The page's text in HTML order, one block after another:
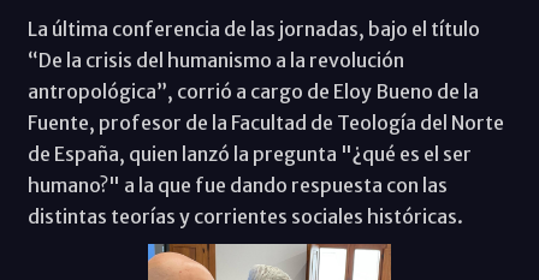
La última conferencia de las jornadas, bajo el título
“De la crisis del humanismo a la revolución
antropológica”, corrió a cargo de Eloy Bueno de la
Fuente, profesor de la Facultad de Teología del Norte
de España, quien lanzó la pregunta "¿qué es el ser
humano?" a la que fue dando respuesta con las
distintas teorías y corrientes sociales históricas.